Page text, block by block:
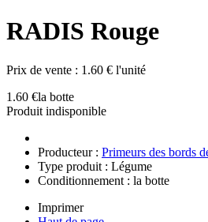
RADIS Rouge
Prix de vente : 1.60 € l'unité
1.60 €la botte
Produit indisponible
Producteur : Primeurs des bords
Type produit : Légume
Conditionnement : la botte
Imprimer